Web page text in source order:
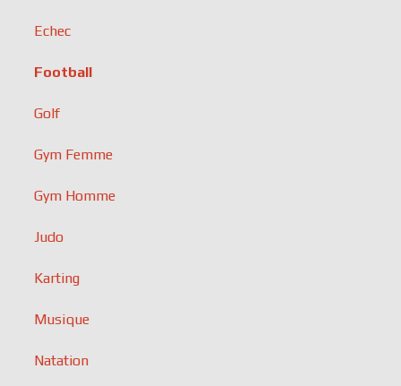
Echec
Football
Golf
Gym Femme
Gym Homme
Judo
Karting
Musique
Natation